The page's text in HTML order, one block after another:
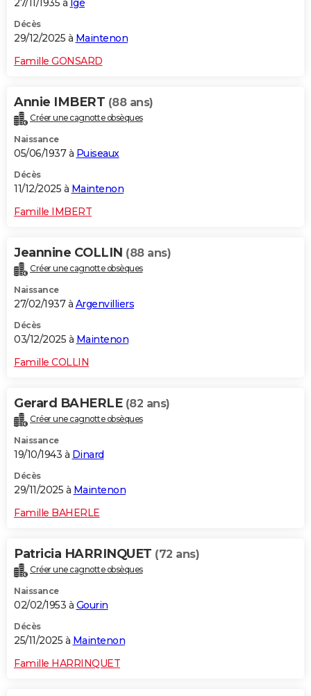
27/11/1935 à Igé
Décès
29/12/2025 à Maintenon
Famille GONSARD
Annie IMBERT (88 ans)
Créer une cagnotte obsèques
Naissance
05/06/1937 à Puiseaux
Décès
11/12/2025 à Maintenon
Famille IMBERT
Jeannine COLLIN (88 ans)
Créer une cagnotte obsèques
Naissance
27/02/1937 à Argenvilliers
Décès
03/12/2025 à Maintenon
Famille COLLIN
Gerard BAHERLE (82 ans)
Créer une cagnotte obsèques
Naissance
19/10/1943 à Dinard
Décès
29/11/2025 à Maintenon
Famille BAHERLE
Patricia HARRINQUET (72 ans)
Créer une cagnotte obsèques
Naissance
02/02/1953 à Gourin
Décès
25/11/2025 à Maintenon
Famille HARRINQUET